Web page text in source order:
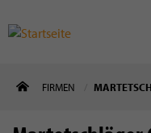
zum
FIRMEN